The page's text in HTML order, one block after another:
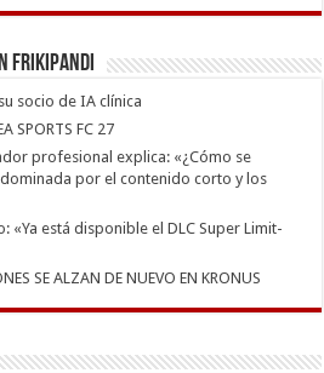
Frikipandi
socio de IA clínica
SPORTS FC 27
profesional explica: «¿Cómo se
por el contenido corto y los
«Ya está disponible el DLC Super Limit-
SE ALZAN DE NUEVO EN KRONUS